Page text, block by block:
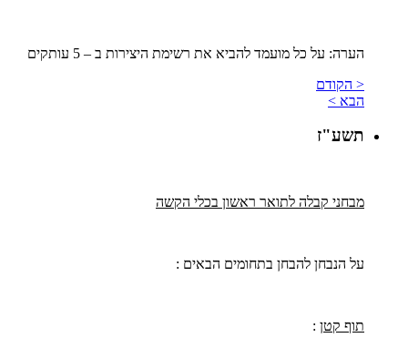
הערה: על כל מועמד להביא את רשימת היצירות ב – 5 עותקים
< הקודם
הבא >
תשע"ז
מבחני קבלה לתואר ראשון בכלי הקשה
על הנבחן להבחן בתחומים הבאים :
תוף קטן :